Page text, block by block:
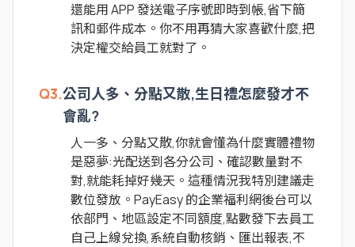
還能用 APP 發送電子序號即時到帳,省下簡
訊和郵件成本。你不用再猜大家喜歡什麼,把
決定權交給員工就對了。
Q3.公司人多、分點又散,生日禮怎麼發才不
會亂?
人一多、分點又散,你就會懂為什麼實體禮物
是惡夢:光配送到各分公司、確認數量對不
對,就能耗掉好幾天。這種情況我特別建議走
數位發放。PayEasy 的企業福利網後台可以
依部門、地區設定不同額度,點數發下去員工
自己上線兌換,系統自動核銷、匯出報表,不